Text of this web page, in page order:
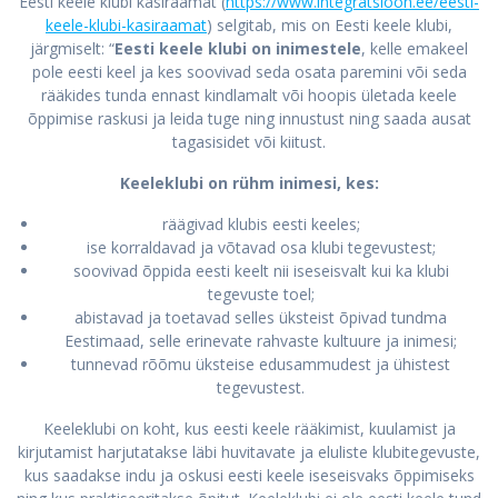
keele-klubi-kasiraamat) selgitab, mis on Eesti keele klubi,
järgmiselt: “Eesti keele klubi on inimestele, kelle emakeel
pole eesti keel ja kes soovivad seda osata paremini või seda
rääkides tunda ennast kindlamalt või hoopis ületada keele
õppimise raskusi ja leida tuge ning innustust ning saada ausat
tagasisidet või kiitust.
Keeleklubi on rühm inimesi, kes:
räägivad klubis eesti keeles;
ise korraldavad ja võtavad osa klubi tegevustest;
soovivad õppida eesti keelt nii iseseisvalt kui ka klubi
tegevuste toel;
abistavad ja toetavad selles üksteist õpivad tundma
Eestimaad, selle erinevate rahvaste kultuure ja inimesi;
tunnevad rõõmu üksteise edusammudest ja ühistest
tegevustest.
Keeleklubi on koht, kus eesti keele rääkimist, kuulamist ja
kirjutamist harjutatakse läbi huvitavate ja eluliste klubitegevuste,
kus saadakse indu ja oskusi eesti keele iseseisvaks õppimiseks